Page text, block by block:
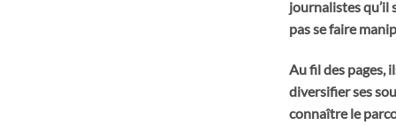
journalistes qu’il
pas se faire
Au fil des pages,
diversifier ses
connaître le